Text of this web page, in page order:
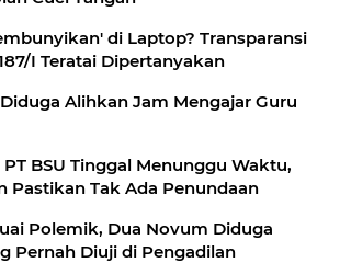
di Laptop? Transparansi
I Teratai Dipertanyakan
Alihkan Jam Mengajar Guru
BSU Tinggal Menunggu Waktu,
Pastikan Tak Ada Penundaan
Polemik, Dua Novum Diduga
Pernah Diuji di Pengadilan